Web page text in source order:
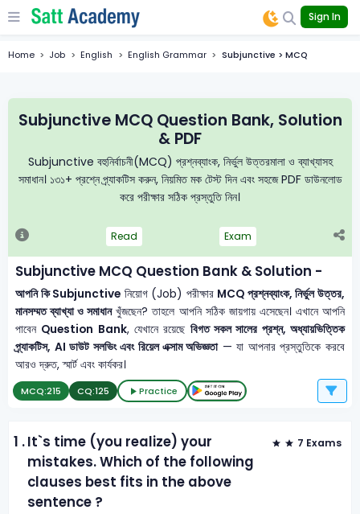
Sign In
Home Job English English Grammar Subjunctive > MCQ
Subjunctive MCQ Question Bank, Solution
& PDF
Subjunctive বহুনির্বাচনী(MCQ) প্রশ্নব্যাংক, নির্ভুল উত্তরমালা ও ব্যাখ্যাসহ
সমাধান। ১৩১+ প্রশ্নে প্র্যাকটিস করুন, নিয়মিত মক টেস্ট দিন এবং সহজে PDF ডাউনলোড
করে পরীক্ষার সঠিক প্রস্তুতি নিন।
Read Exam
Subjunctive MCQ Question Bank & Solution -
আপনি কি Subjunctive নিয়োগ (Job) পরীক্ষার MCQ প্রশ্নব্যাংক, নির্ভুল উত্তর,
মানসম্মত ব্যাখ্যা ও সমাধানখুঁজছেন? তাহলে আপনি সঠিক জায়গায় এসেছেন। এখানে আপনি
পাবেন Question Bank, যেখানে রয়েছে বিগত সকল সালের প্রশ্ন, অধ্যায়ভিত্তিক
প্র্যাকটিস, AI ডাউট সলভিং এবং রিয়েল এক্সাম অভিজ্ঞতা— যা আপনার প্রস্তুতিকে করবে
আরও দ্রুত, স্মার্ট এবং কার্যকর।
MCQ:215 CQ:125 Practice
1 .It`s time (you realize) your
mistakes. Which of the following
clauses best fits in the above
sentence ?
7 Exams